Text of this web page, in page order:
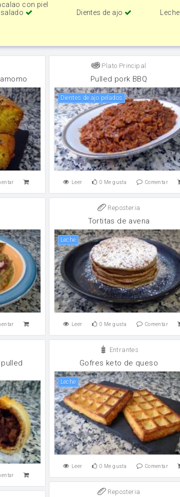
con piel
Dientes de ajo
Leche
Plato Principal
Pulled pork BBQ
Dientes de ajo pelados
Leer 0 Me gusta Comentar
Reposteria
Tortitas de avena
leche
Leer 0 Me gusta Comentar
Entrantes
Gofres keto de queso
leche
Leer 0 Me gusta Comentar
Reposteria